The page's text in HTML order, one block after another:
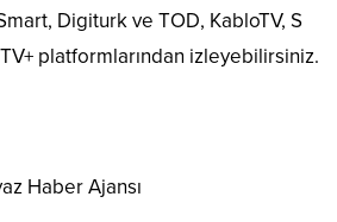
Digiturk ve TOD, KabloTV, S
platformlarından izleyebilirsiniz.
Haber Ajansı